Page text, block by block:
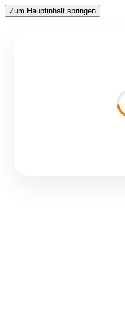
Zum Hauptinhalt springen